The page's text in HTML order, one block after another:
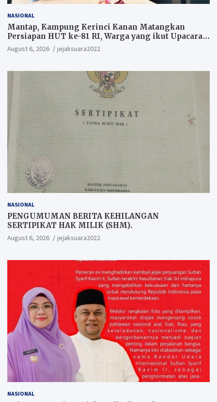
NASIONAL
Mantap, Kampung Kerinci Kanan Matangkan
Persiapan HUT ke-81 RI, Warga yang ikut Upacara
Berkesempatan Raih Hadiah
August 6, 2026 jejaksuara2022
NASIONAL
PENGUMUMAN BERITA KEHILANGAN
SERTIPIKAT HAK MILIK (SHM).
August 6, 2026 jejaksuara2022
NASIONAL